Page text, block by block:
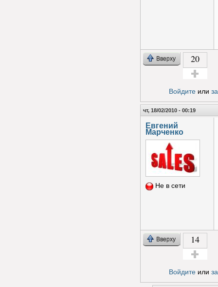
Вверху 20
Войдитеили
чт, 18/02/2010 - 00:19
Евгений
Марченко
Не в сети
Вверху 14
Войдитеили